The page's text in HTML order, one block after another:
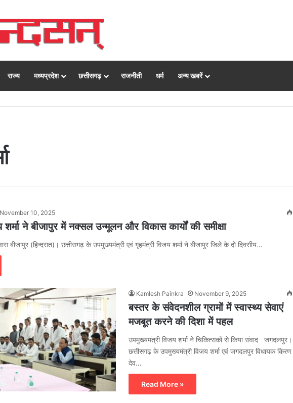
राज्य मध्यप्रदेश छत्तीसगढ़ राजनीती धर्म अन्य खबरें
November 10, 2025
ने बीजापुर में नक्सल उन्मूलन और विकास कार्यों की समीक्षा
बीजापुर (हिन्दसत)। छत्तीसगढ़ के उपमुख्यमंत्री एवं गृहमंत्री विजय शर्मा ने बीजापुर जिले के दो दिवसीय…
Kamlesh Painkra November 9, 2025
बस्तर के संवेदनशील ग्रामों में स्वास्थ्य सेवाएं
मजबूत करने की दिशा में पहल
उपमुख्यमंत्री विजय शर्मा ने चिकित्सकों से किया संवाद जगदलपुर।
छत्तीसगढ़ के उपमुख्यमंत्री विजय शर्मा एवं जगदलपुर विधायक किरण
देव…
Read More »